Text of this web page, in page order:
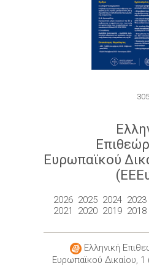
Ευρωπαϊκού
2026 2025 2024 2023
2021
2020 2019 2018
Ελληνική
Ευρωπαϊκού Δικαίου, 1